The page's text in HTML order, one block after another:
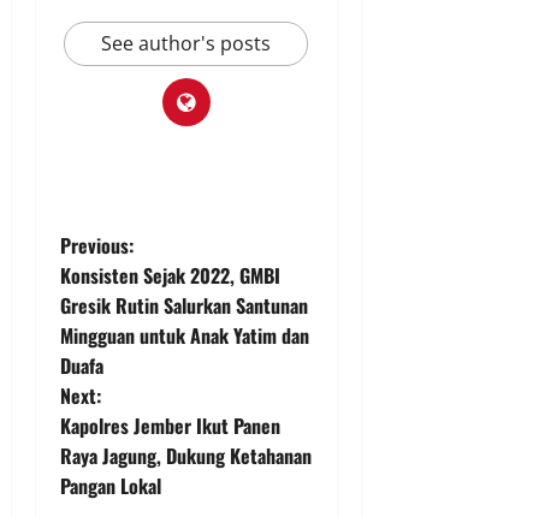
See author's posts
P
o
s
t
n
Previous:
Konsisten Sejak 2022, GMBI
Gresik Rutin Salurkan Santunan
Mingguan untuk Anak Yatim dan
Duafa
Next:
Kapolres Jember Ikut Panen
Raya Jagung, Dukung Ketahanan
Pangan Lokal